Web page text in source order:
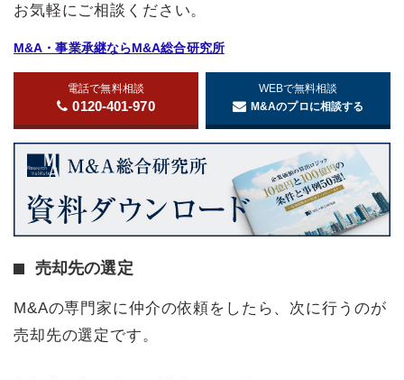
お気軽にご相談ください。
M&A・事業承継ならM&A総合研究所
電話で無料相談
0120-401-970
WEBで無料相談
M&Aのプロに相談する
売却先の選定
M&Aの専門家に仲介の依頼をしたら、次に行うのが
売却先の選定です。